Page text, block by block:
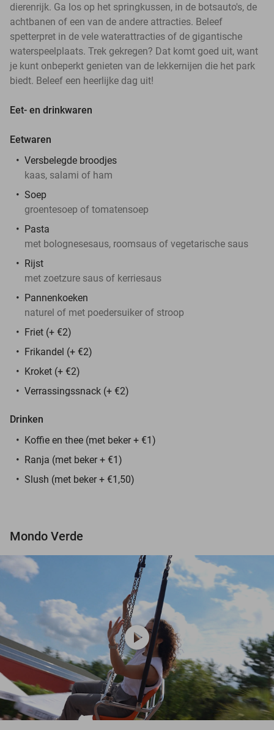
dierenrijk. Ga los op het springkussen, in de botsauto's, de
achtbanen of een van de andere attracties. Beleef
spetterpret in de vele waterattracties of de gigantische
waterspeelplaats. Trek gekregen? Dat komt goed uit, want
je kunt onbeperkt genieten van de lekkernijen die het park
biedt. Beleef een heerlijke dag uit!
Eet- en drinkwaren
Eetwaren
Versbelegde broodjes
kaas, salami of ham
Soep
groentesoep of tomatensoep
Pasta
met bolognesesaus, roomsaus of vegetarische saus
Rijst
met zoetzure saus of kerriesaus
Pannenkoeken
naturel of met poedersuiker of stroop
Friet (+ €2)
Frikandel (+ €2)
Kroket (+ €2)
Verrassingssnack (+ €2)
Drinken
Koffie en thee (met beker + €1)
Ranja (met beker + €1)
Slush (met beker + €1,50)
Mondo Verde
play_circle